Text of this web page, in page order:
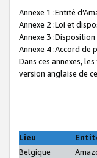
Annexe 1 :Entité
Annexe 2 :Loi et
Annexe 3
Annexe 4 :Accord de
Dans ces annexes,
version anglaise de
Lieu
Belgique